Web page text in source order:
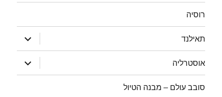
רוסיה
תאילנד
הצג
תפריט
אוסטרליה
הצג
תפריט
סובב עולם – מבנה הטיול